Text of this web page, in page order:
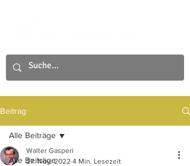
Beitrag
Alle Beiträge
Alle Beiträge
Walter Gasperi
27. Nov. 2022 4 Min. Lesezeit